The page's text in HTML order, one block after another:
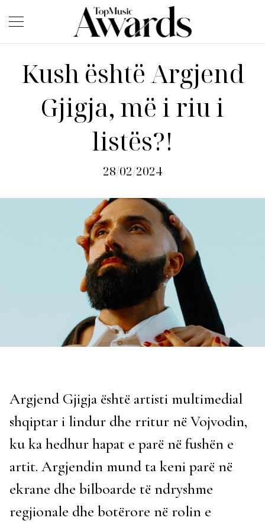
Kush është Argjend
Gjigja, më i riu i
listës?!
28/02/2024
Argjend Gjigja është artisti multimedial
shqiptar i lindur dhe rritur në Vojvodin,
ku ka hedhur hapat e parë në fushën e
artit. Argjendin mund ta keni parë në
ekrane dhe bilboarde të ndryshme
regjionale dhe botërore në rolin e